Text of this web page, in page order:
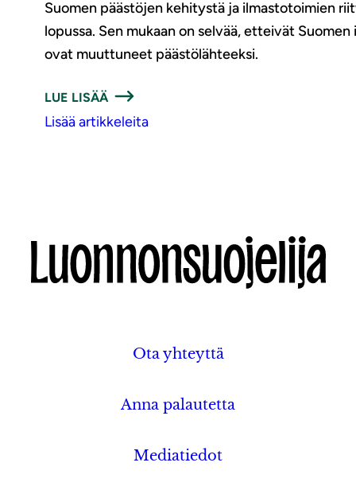
Suomen päästöjen kehitystä ja ilmastotoimien
lopussa. Sen mukaan on selvää, etteivät
ovat muuttuneet päästölähteeksi.
LUE LISÄÄ
Lisää artikkeleita
Ota yhteyttä
Anna palautetta
Mediatiedot